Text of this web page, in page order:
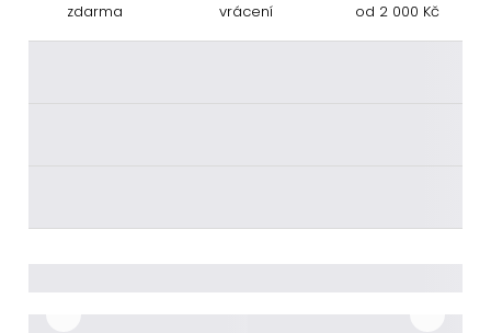
zdarma
vrácení
od 2 000 Kč